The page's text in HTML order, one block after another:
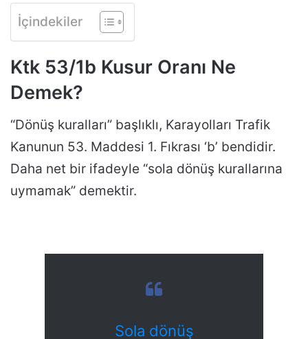
İçindekiler
Ktk 53/1b Kusur Oranı Ne
Demek?
“Dönüş kuralları” başlıklı, Karayolları Trafik
Kanunun 53. Maddesi 1. Fıkrası ‘b’ bendidir.
Daha net bir ifadeyle “sola dönüş kurallarına
uymamak” demektir.
Sola dönüş